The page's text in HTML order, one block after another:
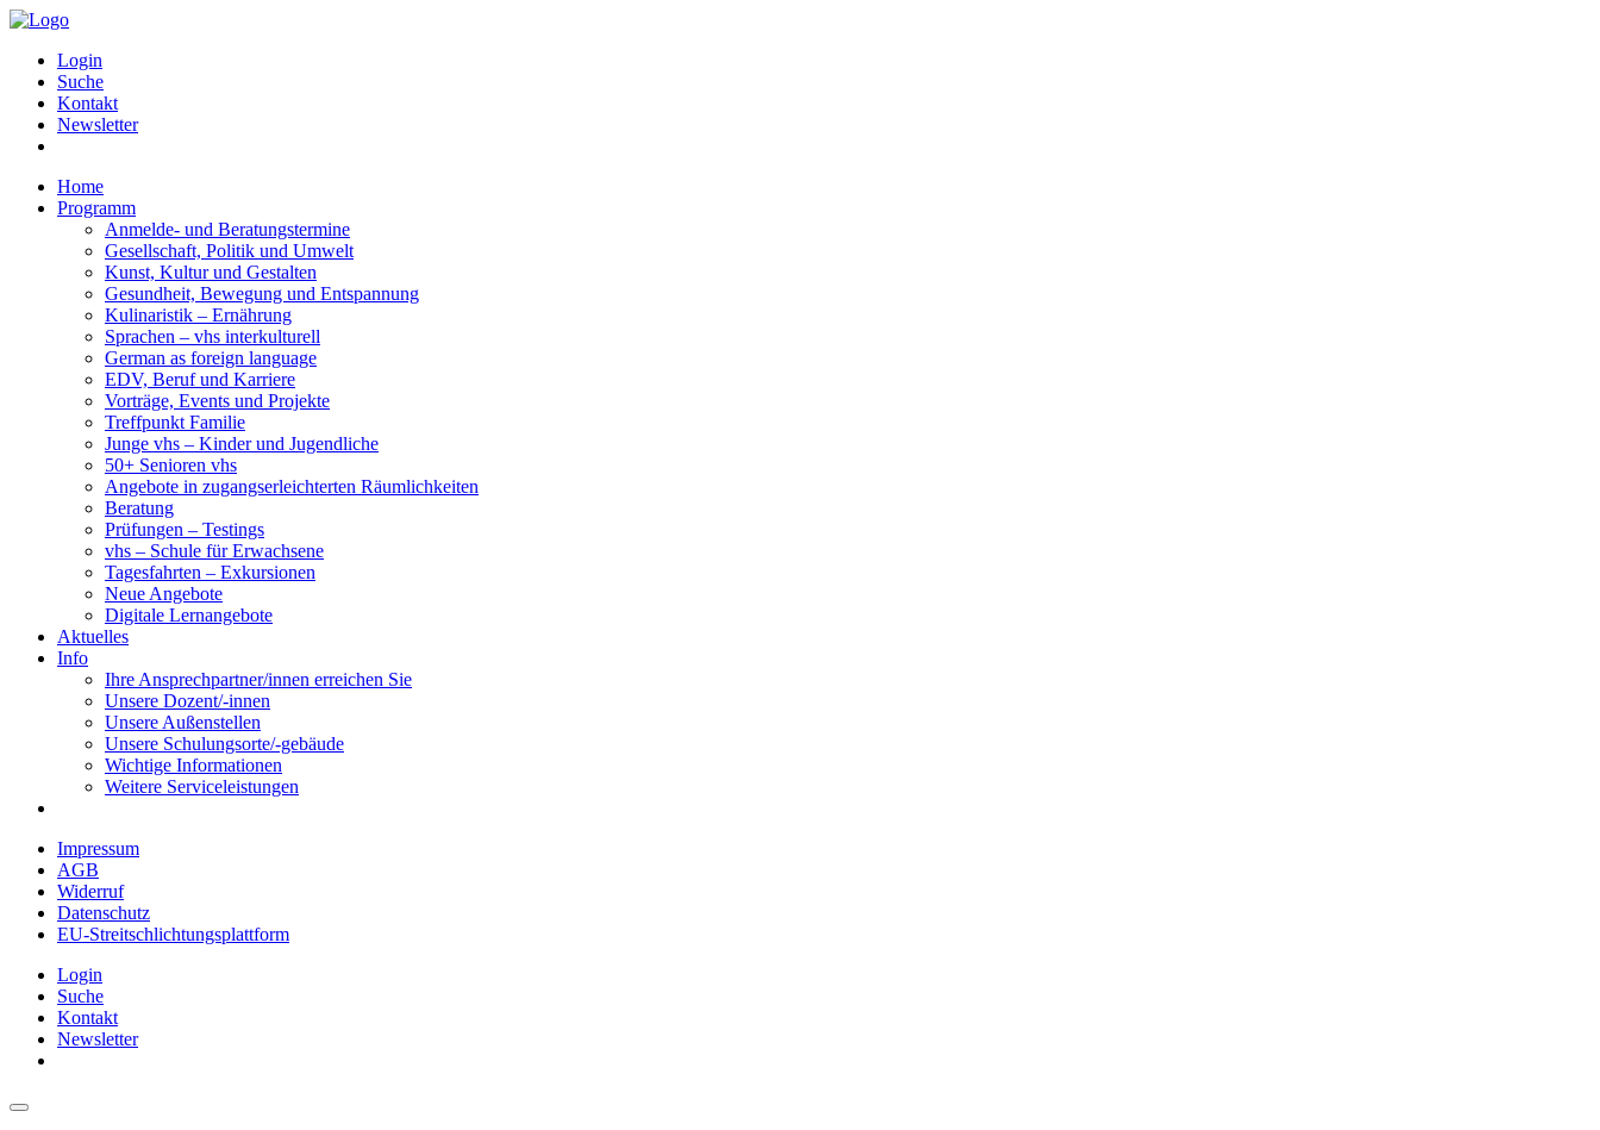
Login
Suche
Kontakt
Newsletter
Home
Programm
Anmelde- und Beratungstermine
Gesellschaft, Politik und Umwelt
Kunst, Kultur und Gestalten
Gesundheit, Bewegung und Entspannung
Kulinaristik – Ernährung
Sprachen – vhs interkulturell
German as foreign language
EDV, Beruf und Karriere
Vorträge, Events und Projekte
Treffpunkt Familie
Junge vhs – Kinder und Jugendliche
50+ Senioren vhs
Angebote in zugangserleichterten Räumlichkeiten
Beratung
Prüfungen – Testings
vhs – Schule für Erwachsene
Tagesfahrten – Exkursionen
Neue Angebote
Digitale Lernangebote
Aktuelles
Info
Ihre Ansprechpartner/innen erreichen Sie
Unsere Dozent/-innen
Unsere Außenstellen
Unsere Schulungsorte/-gebäude
Wichtige Informationen
Weitere Serviceleistungen
Impressum
AGB
Widerruf
Datenschutz
EU-Streitschlichtungsplattform
Login
Suche
Kontakt
Newsletter